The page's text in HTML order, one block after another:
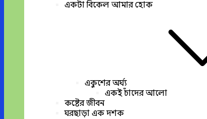
একটা বিকেল আমার হোক
একুশের অর্ঘ্য
একই চাঁদের আলো
কষ্টের জীবন
ঘরছাড়া এক দশক